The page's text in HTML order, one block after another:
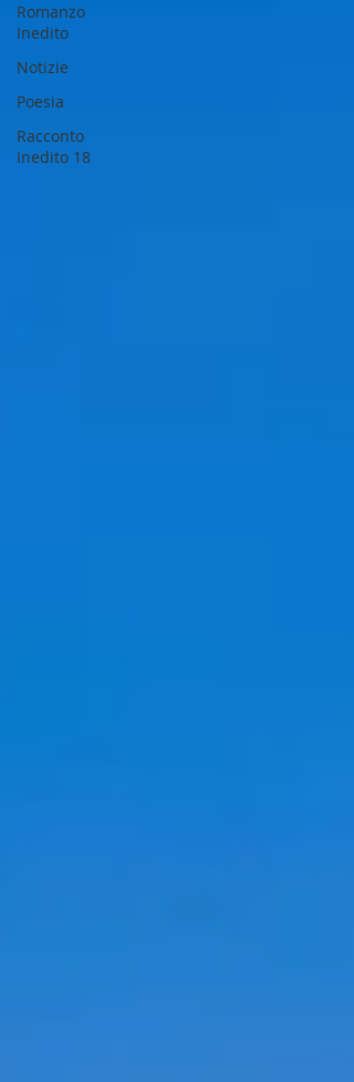
Romanzo
Inedito
Notizie
Poesia
Racconto
Inedito 18